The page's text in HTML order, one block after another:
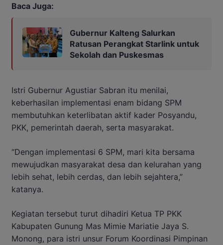
Baca Juga:
Gubernur Kalteng Salurkan
Ratusan Perangkat Starlink untuk
Sekolah dan Puskesmas
Istri Gubernur Agustiar Sabran itu menilai,
keberhasilan implementasi enam bidang SPM
membutuhkan keterlibatan aktif kader Posyandu,
PKK, pemerintah daerah, serta masyarakat.
“Dengan implementasi 6 SPM, mari kita bersama
mewujudkan masyarakat desa dan kelurahan yang
lebih sehat, lebih cerdas, dan lebih sejahtera,”
katanya.
Kegiatan tersebut turut dihadiri Ketua TP PKK
Kabupaten Gunung Mas Mimie Mariatie Jaya S.
Monong, para istri unsur Forum Koordinasi Pimpinan